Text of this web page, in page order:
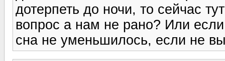
дотерпеть до ночи, то сейчас
вопрос а нам не рано? Или
сна не уменьшилось, если не